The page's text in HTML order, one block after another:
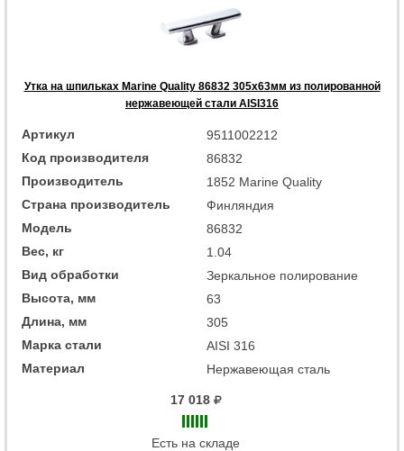
Утка на шпильках Marine Quality 86832 305х63мм из полированной
нержавеющей стали AISI316
Артикул
9511002212
Код производителя
86832
Производитель
1852 Marine Quality
Страна производитель
Финляндия
Модель
86832
Вес, кг
1.04
Вид обработки
Зеркальное полирование
Высота, мм
63
Длина, мм
305
Марка стали
AISI 316
Материал
Нержавеющая сталь
17 018
Есть на складе